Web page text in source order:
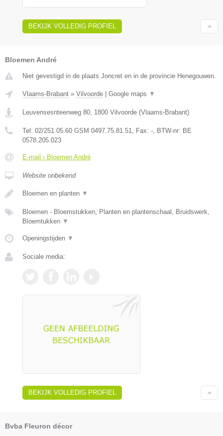
BEKIJK VOLLEDIG PROFIEL
Bloemen André
Niet gevestigd in de plaats Joncret en in de provincie Henegouwen.
Vlaams-Brabant » Vilvoorde Google maps ▼
Leuvensesnteenweg 80, 1800 Vilvoorde (Vlaams-Brabant)
Tel: 02/251.05.60 GSM 0497.75.81.51, Fax: -, BTW-nr: BE
0578.205.023
E-mail › Bloemen André
Website onbekend
Bloemen en planten ▼
Bloemen - Bloemstukken, Planten en plantenschaal, Bruidswerk,
Bloemtukken ▼
Openingstijden ▼
Sociale media:
BEKIJK VOLLEDIG PROFIEL
Bvba Fleuron décor